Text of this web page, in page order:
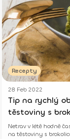
Recepty
28 Feb 2022
Tip na rychlý
těstoviny s
Netrav v létě hodně
na těstoviny s